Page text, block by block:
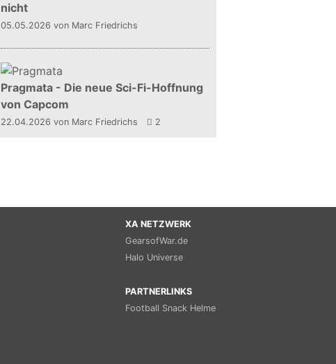
nicht
05.05.2026 von Marc Friedrichs
Pragmata - Die neue Sci-Fi-Hoffnung
von Capcom
22.04.2026 von Marc Friedrichs 2
XA NETZWERK
GearsofWar.de
Halo Universe
PARTNERLINKS
Football Snack Helme